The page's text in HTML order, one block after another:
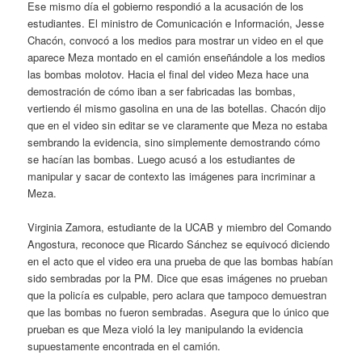
Ese mismo día el gobierno respondió a la acusación de los
estudiantes. El ministro de Comunicación e Información, Jesse
Chacón, convocó a los medios para mostrar un video en el que
aparece Meza montado en el camión enseñándole a los medios
las bombas molotov. Hacia el final del video Meza hace una
demostración de cómo iban a ser fabricadas las bombas,
vertiendo él mismo gasolina en una de las botellas. Chacón dijo
que en el video sin editar se ve claramente que Meza no estaba
sembrando la evidencia, sino simplemente demostrando cómo
se hacían las bombas. Luego acusó a los estudiantes de
manipular y sacar de contexto las imágenes para incriminar a
Meza.
Virginia Zamora, estudiante de la UCAB y miembro del Comando
Angostura, reconoce que Ricardo Sánchez se equivocó diciendo
en el acto que el video era una prueba de que las bombas habían
sido sembradas por la PM. Dice que esas imágenes no prueban
que la policía es culpable, pero aclara que tampoco demuestran
que las bombas no fueron sembradas. Asegura que lo único que
prueban es que Meza violó la ley manipulando la evidencia
supuestamente encontrada en el camión.